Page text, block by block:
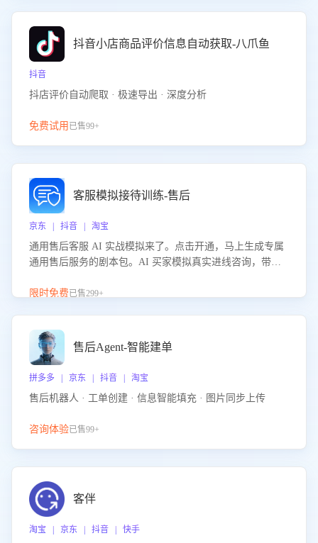
抖音小店商品评价信息自动获取-八爪鱼
抖音
抖店评价自动爬取 · 极速导出 · 深度分析
免费试用 已售99+
客服模拟接待训练-售后
京东 | 抖音 | 淘宝
通用售后客服 AI 实战模拟来了。点击开通，马上生成专属
通用售后服务的剧本包。AI 买家模拟真实进线咨询，带您
的应对要点，轻松提升服务能力。
限时免费已售299+
售后Agent-智能建单
拼多多 | 京东 | 抖音 | 淘宝
售后机器人 · 工单创建 · 信息智能填充 · 图片同步上传
咨询体验已售99+
客伴
淘宝 | 京东 | 抖音 | 快手